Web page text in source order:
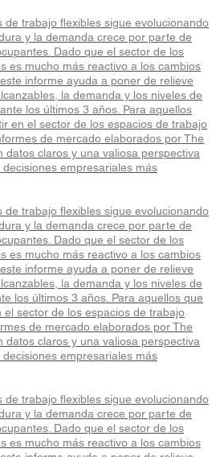
de trabajo flexibles sigue evolucionando
y la demanda crece por parte de
Dado que el sector de los
es mucho más reactivo a los cambios
informe ayuda a poner de relieve
la demanda y los niveles de
los últimos 3 años. Para aquellos
en el sector de los espacios de trabajo
de mercado elaborados por The
datos claros y una valiosa perspectiva
empresariales más
de trabajo flexibles sigue evolucionando
y la demanda crece por parte de
Dado que el sector de los
es mucho más reactivo a los cambios
informe ayuda a poner de relieve
la demanda y los niveles de
los últimos 3 años. Para aquellos que
sector de los espacios de trabajo
de mercado elaborados por The
datos claros y una valiosa perspectiva
empresariales más
de trabajo flexibles sigue evolucionando
y la demanda crece por parte de
Dado que el sector de los
es mucho más reactivo a los cambios